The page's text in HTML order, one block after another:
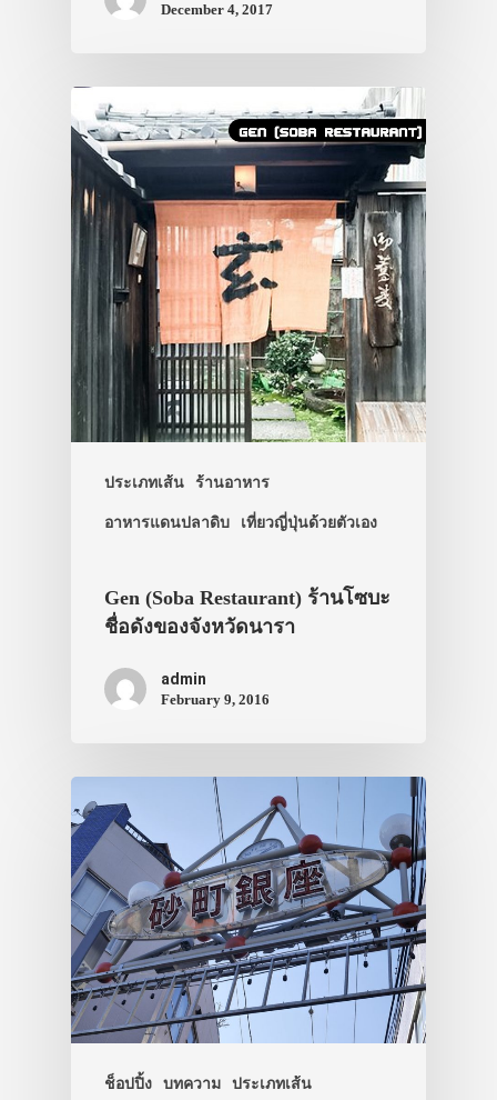
December 4, 2017
ประเภทเส้น ร้านอาหาร
อาหารแดนปลาดิบ เที่ยวญี่ปุ่นด้วยตัวเอง
Gen (Soba Restaurant) ร้านโซบะ
ชื่อดังของจังหวัดนารา
admin
February 9, 2016
ช็อปปิ้ง บทความ ประเภทเส้น
ทัวร์
ที่พัก
สาระน่ารู้
VIDEO
ภาพประทับใจ